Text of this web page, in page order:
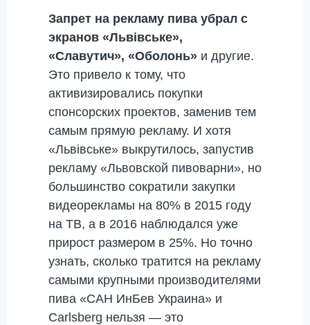
Запрет на рекламу пива убрал с
экранов «Львівське»,
«Славутич», «Оболонь» и другие.
Это привело к тому, что
активизировались покупки
спонсорских проектов, заменив тем
самым прямую рекламу. И хотя
«Львівське» выкрутилось, запустив
рекламу «Львовской пивоварни», но
большинство сократили закупки
видеорекламы на 80% в 2015 году
на ТВ, а в 2016 наблюдался уже
прирост размером в 25%. Но точно
узнать, сколько тратится на рекламу
самыми крупными производителями
пива «САН ИнБев Украина» и
Carlsberg нельзя — это